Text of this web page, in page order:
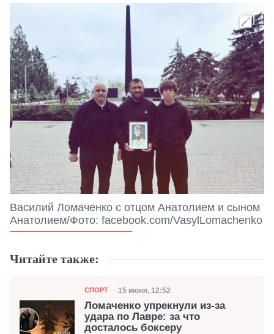
Василий Ломаченко с отцом Анатолием и сыном
Анатолием/Фото: facebook.com/VasylLomachenko
Читайте также:
Категория
СПОРТ Дата публикации
15 июня, 12:52
Ломаченко упрекнули из-за
удара по Лавре: за что
досталось боксеру